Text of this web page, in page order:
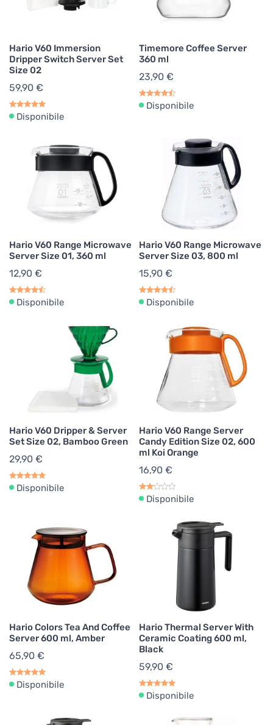
Hario V60 Immersion
Dripper Switch Server Set
Size 02
59,90 €
Disponibile
Timemore Coffee Server
360 ml
23,90 €
Disponibile
Hario V60 Range Microwave
Server Size 01, 360 ml
12,90 €
Disponibile
Hario V60 Range Microwave
Server Size 03, 800 ml
15,90 €
Disponibile
Hario V60 Dripper & Server
Set Size 02, Bamboo Green
29,90 €
Disponibile
Hario V60 Range Server
Candy Edition Size 02, 600
ml Koi Orange
16,90 €
Disponibile
Hario Colors Tea And Coffee
Server 600 ml, Amber
65,90 €
Disponibile
Hario Thermal Server With
Ceramic Coating 600 ml,
Black
59,90 €
Disponibile